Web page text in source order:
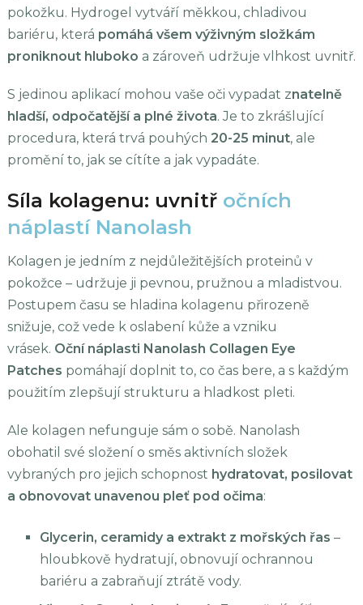
pokožku. Hydrogel vytváří měkkou, chladivou
bariéru, která pomáhá všem výživným složkám
proniknout hluboko a zároveň udržuje vlhkost uvnitř.
S jedinou aplikací mohou vaše oči vypadat znatelně
hladší, odpočatější a plné života. Je to zkrášlující
procedura, která trvá pouhých 20-25 minut, ale
promění to, jak se cítíte a jak vypadáte.
Síla kolagenu: uvnitř očních
náplastí Nanolash
Kolagen je jedním z nejdůležitějších proteinů v
pokožce – udržuje ji pevnou, pružnou a mladistvou.
Postupem času se hladina kolagenu přirozeně
snižuje, což vede k oslabení kůže a vzniku
vrásek. Oční náplasti Nanolash Collagen Eye
Patches pomáhají doplnit to, co čas bere, a s každým
použitím zlepšují strukturu a hladkost pleti.
Ale kolagen nefunguje sám o sobě. Nanolash
obohatil své složení o směs aktivních složek
vybraných pro jejich schopnost hydratovat, posilovat
a obnovovat unavenou pleť pod očima:
Glycerin, ceramidy a extrakt z mořských řas –
hloubkově hydratují, obnovují ochrannou
bariéru a zabraňují ztrátě vody.